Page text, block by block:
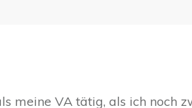
meine VA tätig, als ich noch